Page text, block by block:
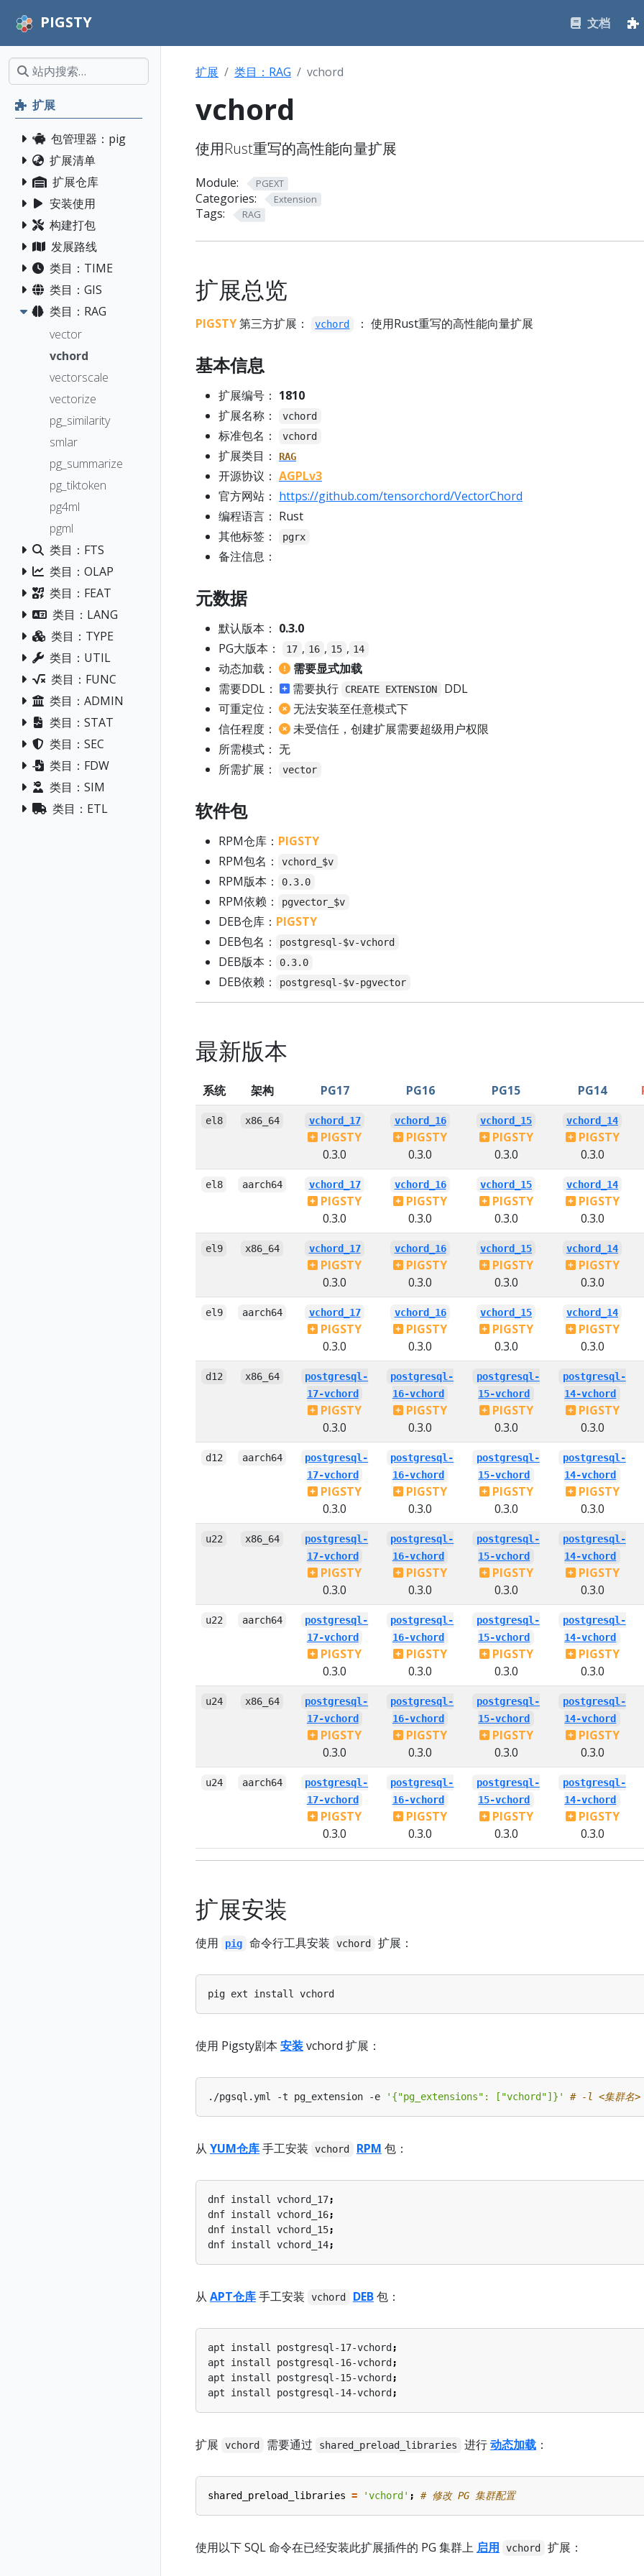
PIGSTY 文档
扩展
包管理器：pig
扩展清单
扩展仓库
安装使用
构建打包
发展路线
类目：TIME
类目：GIS
类目：RAG
vector
vchord
vectorscale
vectorize
pg_similarity
smlar
pg_summarize
pg_tiktoken
pg4ml
pgml
类目：FTS
类目：OLAP
类目：FEAT
类目：LANG
类目：TYPE
类目：UTIL
类目：FUNC
类目：ADMIN
类目：STAT
类目：SEC
类目：FDW
类目：SIM
类目：ETL
扩展 类目：RAG vchord
vchord
使用Rust重写的高性能向量扩展
Module: PGEXT
Categories: Extension
Tags: RAG
扩展总览
PIGSTY第三方扩展： vchord ： 使用Rust重写的高性能向量扩展
基本信息
扩展编号： 1810
扩展名称：
vchord
标准包名： vchord
扩展类目： RAG
开源协议： AGPLv3
官方网站： https://github.com/tensorchord/VectorChord
编程语言： Rust
其他标签：
pgrx
备注信息：
元数据
默认版本： 0.3.0
PG大版本：
17 , 16 , 15 , 14
动态加载：
需要显式加载
需要DDL：
需要执行 CREATE EXTENSION
DDL
可重定位：
无法安装至任意模式下
信任程度：
未受信任，创建扩展需要超级用户权限
所需模式： 无
所需扩展：
vector
软件包
RPM仓库： PIGSTY
RPM包名：
vchord_$v
RPM版本： 0.3.0
RPM依赖： pgvector_$v
DEB仓库： PIGSTY
DEB包名：
postgresql-$v-vchord
DEB版本： 0.3.0
DEB依赖： postgresql-$v-pgvector
最新版本
系统 架构 PG17 PG16 PG15 PG14
el8 x86_64 vchord_17
PIGSTY
0.3.0
vchord_16
PIGSTY
0.3.0
vchord_15
PIGSTY
0.3.0
vchord_14
PIGSTY
0.3.0
el8 aarch64 vchord_17
PIGSTY
0.3.0
vchord_16
PIGSTY
0.3.0
vchord_15
PIGSTY
0.3.0
vchord_14
PIGSTY
0.3.0
el9 x86_64 vchord_17
PIGSTY
0.3.0
vchord_16
PIGSTY
0.3.0
vchord_15
PIGSTY
0.3.0
vchord_14
PIGSTY
0.3.0
el9 aarch64 vchord_17
PIGSTY
0.3.0
vchord_16
PIGSTY
0.3.0
vchord_15
PIGSTY
0.3.0
vchord_14
PIGSTY
0.3.0
d12 x86_64
postgresql-
17-vchord
PIGSTY
0.3.0
postgresql-
16-vchord
PIGSTY
0.3.0
postgresql-
15-vchord
PIGSTY
0.3.0
postgresql-
14-vchord
PIGSTY
0.3.0
d12 aarch64
postgresql-
17-vchord
PIGSTY
0.3.0
postgresql-
16-vchord
PIGSTY
0.3.0
postgresql-
15-vchord
PIGSTY
0.3.0
postgresql-
14-vchord
PIGSTY
0.3.0
u22 x86_64
postgresql-
17-vchord
PIGSTY
0.3.0
postgresql-
16-vchord
PIGSTY
0.3.0
postgresql-
15-vchord
PIGSTY
0.3.0
postgresql-
14-vchord
PIGSTY
0.3.0
u22 aarch64
postgresql-
17-vchord
PIGSTY
0.3.0
postgresql-
16-vchord
PIGSTY
0.3.0
postgresql-
15-vchord
PIGSTY
0.3.0
postgresql-
14-vchord
PIGSTY
0.3.0
u24 x86_64
postgresql-
17-vchord
PIGSTY
0.3.0
postgresql-
16-vchord
PIGSTY
0.3.0
postgresql-
15-vchord
PIGSTY
0.3.0
postgresql-
14-vchord
PIGSTY
0.3.0
u24 aarch64
postgresql-
17-vchord
PIGSTY
0.3.0
postgresql-
16-vchord
PIGSTY
0.3.0
postgresql-
15-vchord
PIGSTY
0.3.0
postgresql-
14-vchord
PIGSTY
0.3.0
扩展安装
使用 pig 命令行工具安装 vchord 扩展：
使用 Pigsty剧本 安装vchord 扩展：
./pgsql.yml -t pg_extension -e '{"pg_extensions": ["vchord"]}' # -l <集群名>
从 YUM仓库手工安装 vchord RPM 包：
dnf install vchord_17;
dnf install vchord_16;
dnf install vchord_15;
dnf install vchord_14;
从 APT仓库手工安装 vchord DEB包：
apt install postgresql-17-vchord ;
apt install postgresql-16-vchord ;
apt install postgresql-15-vchord ;
apt install postgresql-14-vchord ;
扩展 vchord 需要通过 shared_preload_libraries 进行动态加载：
shared_preload_libraries = 'vchord' ; # 修改 PG 集群配置
使用以下 SQL 命令在已经安装此扩展插件的 PG 集群上 启用 vchord 扩展：